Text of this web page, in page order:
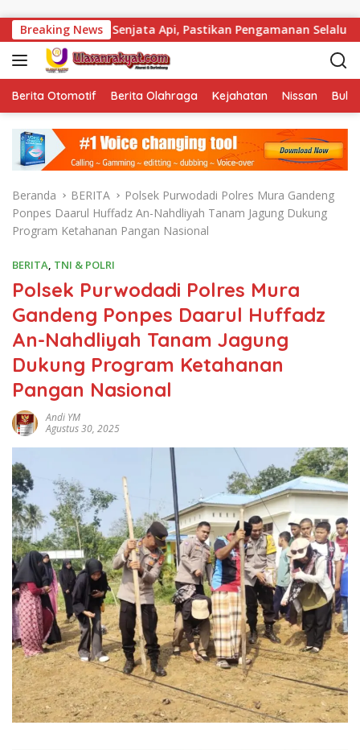
Breaking News
Senjata Api, Pastikan Pengamanan Selalu Siaga 24 Jam
Berita Otomotif Berita Olahraga Kejahatan Nissan
Beranda BERITA
Polsek Purwodadi Polres Mura Gandeng
Ponpes Daarul Huffadz An-Nahdliyah Tanam Jagung Dukung
Program Ketahanan Pangan Nasional
BERITA, TNI & POLRI
Polsek Purwodadi Polres Mura
Gandeng Ponpes Daarul Huffadz
An-Nahdliyah Tanam Jagung
Dukung Program Ketahanan
Pangan Nasional
Andi YM
Agustus 30, 2025